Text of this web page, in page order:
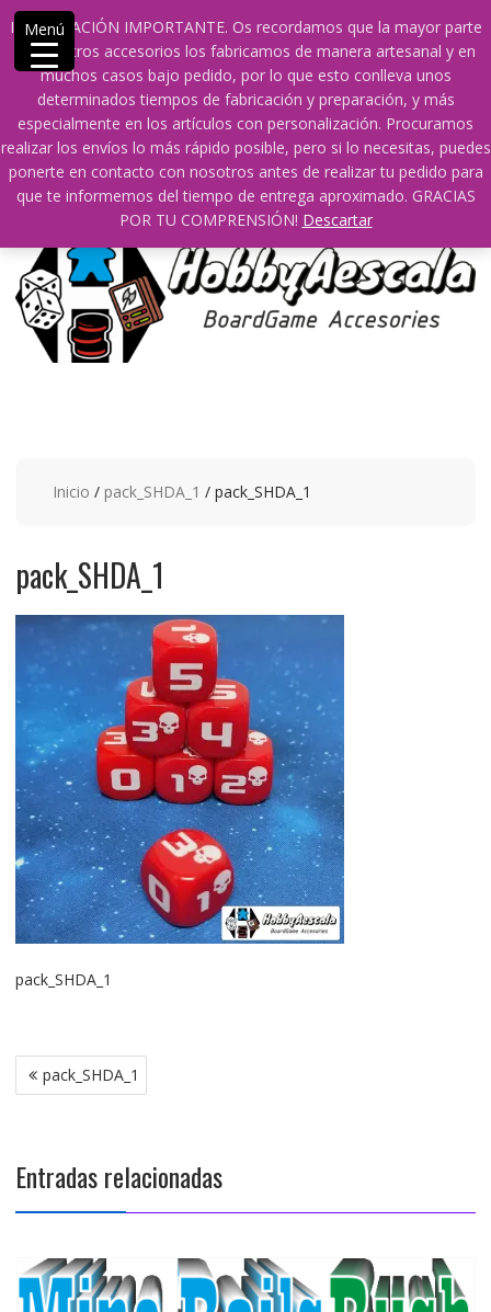
INFORMACIÓN IMPORTANTE. Os recordamos que la mayor parte
de nuestros accesorios los fabricamos de manera artesanal y en
muchos casos bajo pedido, por lo que esto conlleva unos
determinados tiempos de fabricación y preparación, y más
especialmente en los artículos con personalización. Procuramos
realizar los envíos lo más rápido posible, pero si lo necesitas, puedes
ponerte en contacto con nosotros antes de realizar tu pedido para
que te informemos del tiempo de entrega aproximado. GRACIAS
POR TU COMPRENSIÓN! Descartar
Saltar
contenido
609241475 SOLO DE 10:00 a 14:00
info@hobbyaescala.com
San Fernando de Henares
10:00 - 14:00
Mi cuenta
0 0
Inicio / pack_SHDA_1 / pack_SHDA_1
pack_SHDA_1
pack_SHDA_1
Navegación
de
pack_SHDA_1
Entradas relacionadas
Menú